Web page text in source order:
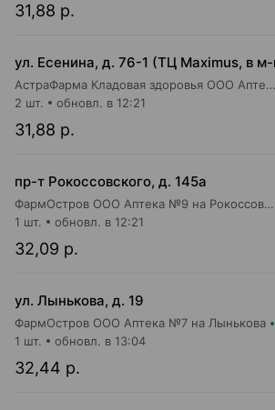
31,88 р.
АстраФарма Кладовая здоровья ООО Аптека №9
31,88 р.
2 шт. обновл. в 12:21
пр-т Рокоссовского, д. 145а
ФармОстров ООО Аптека №9 на Рокоссовского
32,09 р.
1 шт. обновл. в 12:21
ул. Лынькова, д. 19
ФармОстров ООО Аптека №7 на Лынькова
32,44 р.
1 шт. обновл. в 13:04